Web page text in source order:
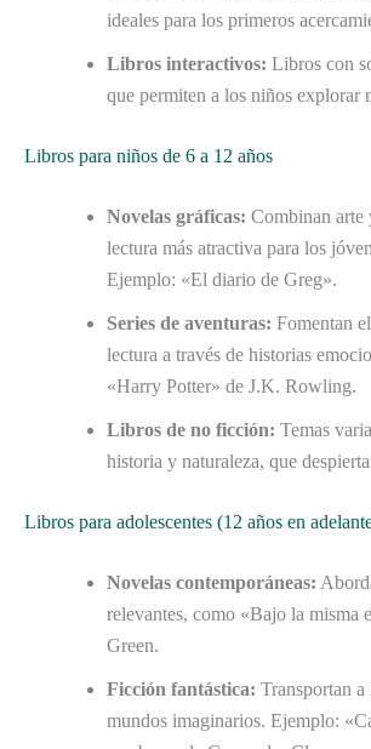
ideales para los primeros
Libros interactivos: Libros con
que permiten a los niños explorar
Libros para niños de 6 a 12 años
Novelas gráficas: Combinan arte
lectura más atractiva para los
Ejemplo: «El diario de Greg».
Series de aventuras: Fomentan
lectura a través de historias
«Harry Potter» de J.K. Rowling.
Libros de no ficción: Temas
historia y naturaleza, que
Libros para adolescentes (12 años en
Novelas contemporáneas:
relevantes, como «Bajo la misma
Green.
Ficción fantástica: Transportan a
mundos imaginarios. Ejemplo: